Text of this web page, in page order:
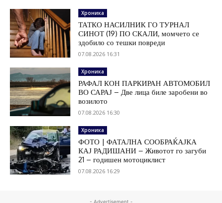
Хроника
ТАТКО НАСИЛНИК ГО ТУРНАЛ
СИНОТ (19) ПО СКАЛИ, момчето се
здобило со тешки повреди
07.08.2026 16:31
Хроника
РАФАЛ КОН ПАРКИРАН АВТОМОБИЛ
ВО САРАЈ – Две лица биле заробени во
возилото
07.08.2026 16:30
Хроника
ФОТО | ФАТАЛНА СООБРАЌАЈКА
КАЈ РАДИШАНИ – Животот го загуби
21 – годишен мотоциклист
07.08.2026 16:29
- Advertisement -